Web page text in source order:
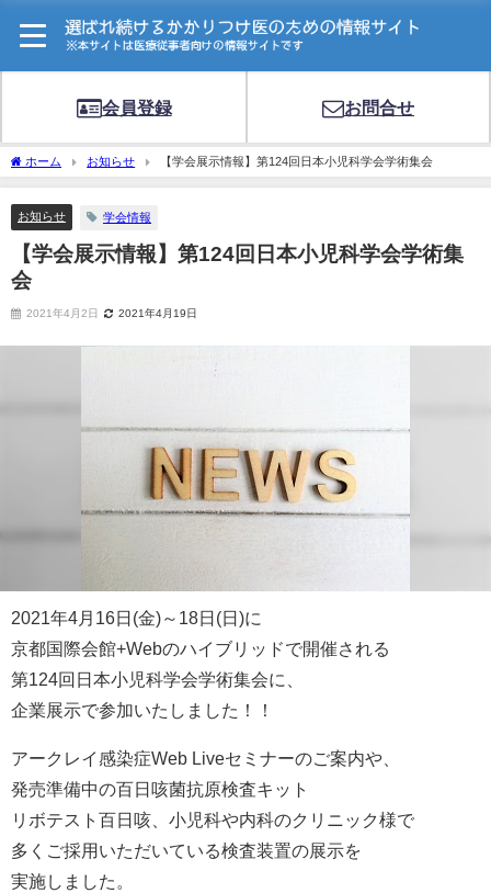
会員登録 お問合せ
ホーム お知らせ 【学会展示情報】第124回日本小児科学会学術集会
お知らせ 学会情報
【学会展示情報】第124回日本小児科学会学術集
会
2021年4月2日 2021年4月19日
2021年4月16日(金)～18日(日)に
京都国際会館+Webのハイブリッドで開催される
第124回日本小児科学会学術集会に、
企業展示で参加いたしました！！
アークレイ感染症Web Liveセミナーのご案内や、
発売準備中の百日咳菌抗原検査キット
リボテスト百日咳、小児科や内科のクリニック様で
多くご採用いただいている検査装置の展示を
実施しました。